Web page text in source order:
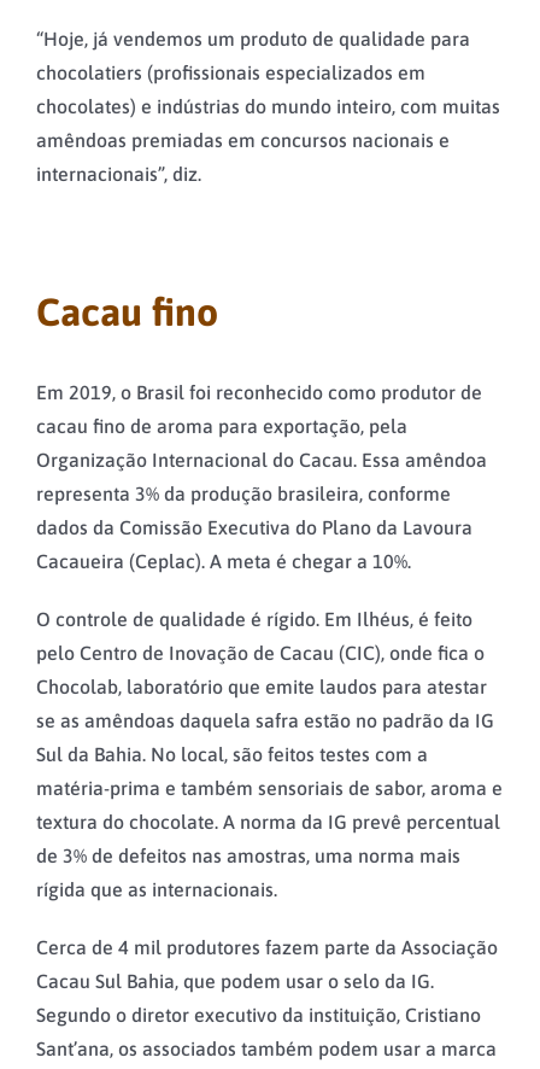
“Hoje, já vendemos um produto de qualidade para
chocolatiers (profissionais especializados em
chocolates) e indústrias do mundo inteiro, com muitas
amêndoas premiadas em concursos nacionais e
internacionais”, diz.
Cacau fino
Em 2019, o Brasil foi reconhecido como produtor de
cacau fino de aroma para exportação, pela
Organização Internacional do Cacau. Essa amêndoa
representa 3% da produção brasileira, conforme
dados da Comissão Executiva do Plano da Lavoura
Cacaueira (Ceplac). A meta é chegar a 10%.
O controle de qualidade é rígido. Em Ilhéus, é feito
pelo Centro de Inovação de Cacau (CIC), onde fica o
Chocolab, laboratório que emite laudos para atestar
se as amêndoas daquela safra estão no padrão da IG
Sul da Bahia. No local, são feitos testes com a
matéria-prima e também sensoriais de sabor, aroma e
textura do chocolate. A norma da IG prevê percentual
de 3% de defeitos nas amostras, uma norma mais
rígida que as internacionais.
Cerca de 4 mil produtores fazem parte da Associação
Cacau Sul Bahia, que podem usar o selo da IG.
Segundo o diretor executivo da instituição, Cristiano
Sant’ana, os associados também podem usar a marca